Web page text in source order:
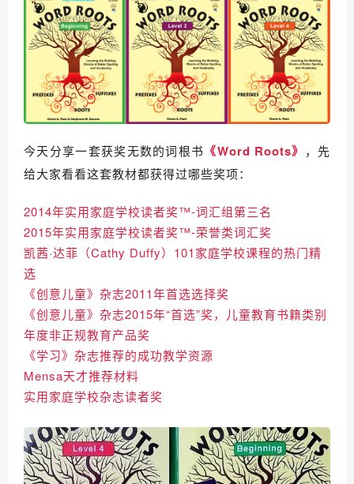
今天分享一套获奖无数的词根书 《Word Roots》 ，先
给大家看看这套教材都获得过哪些奖项：
2014年实用家庭学校读者奖™-词汇组第三名
2015年实用家庭学校读者奖™-荣誉类词汇奖
凯茜·达菲（Cathy Duffy）101家庭学校课程的热门精
选
《创意儿童》杂志2011年首选选择奖
《创意儿童》杂志2015年“首选”奖，儿童教育书籍类别
年度非正规教育产品奖
《学习》杂志推荐的成功教学资源
Mensa天才推荐材料
实用家庭学校杂志读者奖